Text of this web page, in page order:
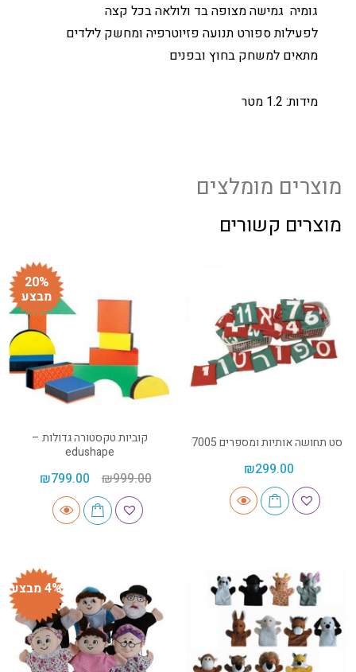
גומיה גמישה מצופה בד ולולאה בכל קצה
לפעילות ספורט תנועה פזיוטרפיה ומחשק לילדים
מתאים למשחק בחוץ ובפנים
מידות: 1.2 מטר
מוצרים מומלצים
מוצרים קשורים
סט תחושה אותיות ומספרים 7005
₪299.00
20%
מבצע
קוביות טקסטורה גדולות –
edushape
₪999.00
₪799.00
4% מבצע